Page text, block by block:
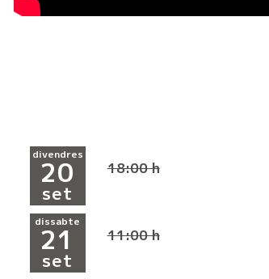
divendres
20
set
18:00 h
dissabte
21
set
11:00 h